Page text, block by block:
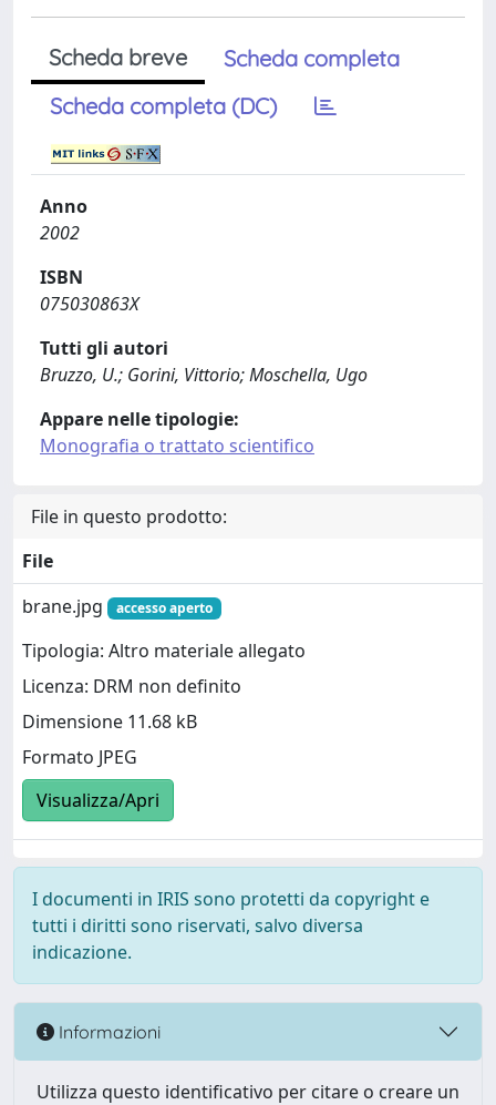
Scheda breve
Scheda completa
Scheda completa (DC)
Anno
2002
ISBN
075030863X
Tutti gli autori
Bruzzo, U.; Gorini, Vittorio; Moschella, Ugo
Appare nelle tipologie:
Monografia o trattato scientifico
File in questo prodotto:
File
brane.jpg
accesso aperto
Tipologia: Altro materiale allegato
Licenza: DRM non definito
Dimensione 11.68 kB
Formato JPEG
Visualizza/Apri
I documenti in IRIS sono protetti da copyright e
tutti i diritti sono riservati, salvo diversa
indicazione.
Informazioni
Utilizza questo identificativo per citare o creare un